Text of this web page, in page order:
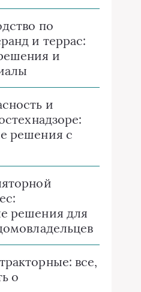
по
и террас:
и
и
решения с
решения для
все,
о